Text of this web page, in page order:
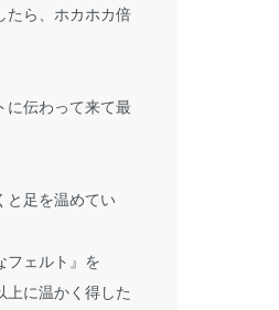
たら、ホカホカ倍
に伝わって来て最
と足を温めてい
フェルト』を
上に温かく得した